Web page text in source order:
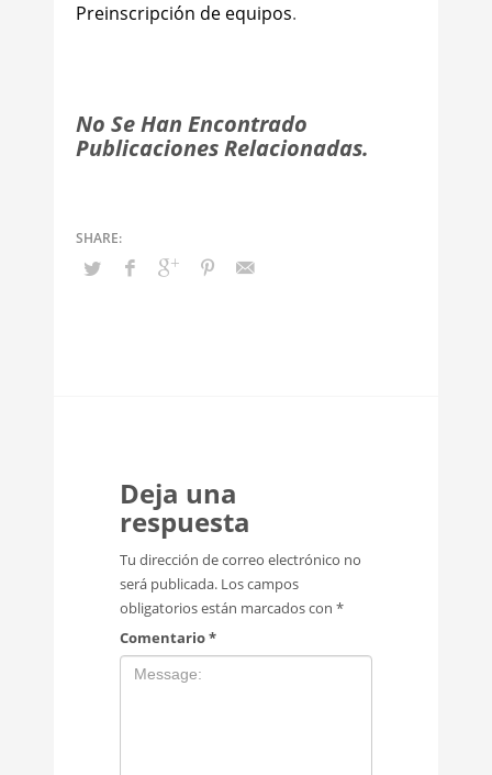
Preinscripción de equipos.
No Se Han Encontrado
Publicaciones Relacionadas.
Deja una
respuesta
Tu dirección de correo electrónico no
será publicada. Los campos
obligatorios están marcados con *
Comentario*